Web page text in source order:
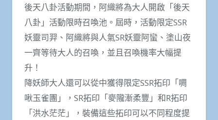
後天八卦活動期間，阿織將為大人開啟「後天
八卦」活動限時召喚池。屆時，活動限定SSR
妖靈司羿、阿織將與人氣SR妖靈阿蠻、塗山夜
一齊等待大人的召喚，並且召喚機率大幅提
升！
降妖師大人還可以從中獲得限定SSR拓印「啁
啾玉雀團」，SR拓印「麥隴漸柔豐」和R拓印
「洪水茫茫」，裝備這些拓印可以不同程度提